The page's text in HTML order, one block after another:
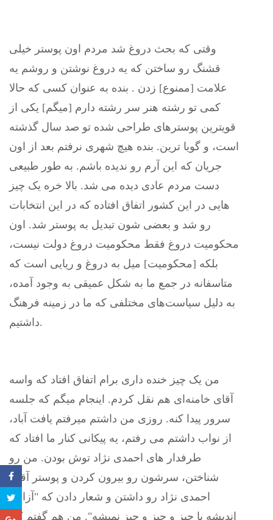
وقتی‌ که بحث دروغ شد مردم اون پوستر خیلی‌
قشنگ رو ساختن که یه دروغ نوشتن و روشم یه
علامت [ممنوع] زدن . بنده به عنوان کسی‌ که حالا
کمی‌ تو رشته هنر سر رشته دارم [میگم] یکی‌ از
قویترین پوستر‌های طراحی شده تو صد سال گذشته
است، و گویا ترین. بنده هیچ شهری نرفتم بعد از اون
جریان که این آرم رو ندیده باشم. به طور طبیعی‌
دست مردم عادی دیده می‌ شد. بالا خره یک چیز
هایی‌ در این کشور اتفاق افتاده که در این انتخابات
رو شد و بعضی‌ شون تبدیل به پوستر شد. اون
محکومیت دروغ فقط محکومیت دروغ دولت نیست،
بلکه [محکومیت] میل به دروغ و ریایی است که
متاسفانه در جمع ما به شکل عمیقی به وجود آمده،
به دلیل سیاست‌های مختلفی‌ که ما در زمینه فرهنگ
داشتیم.
من یک چیز خنده داری برام اتفاق افتاد که واسه
آقای خامنه‌ای هم نقل کردم. اینجام میگم که جلسه
سرور پیدا کنه. روزی من داشتم میرفتم یافت آباد،
از نواب داشتم می رفتم، یه پیکانی کنار ما افتاد که
طرفدار های احمدی نژاد توش بودن. من رو
شناختن، سرشون رو بیرون کردن و پوستر آقای
احمدی نژاد رو داشتن و شعار دادن که "آزادی
اندیشه با چیز و چیز و چیز نمیشه". من هم گفتم کند